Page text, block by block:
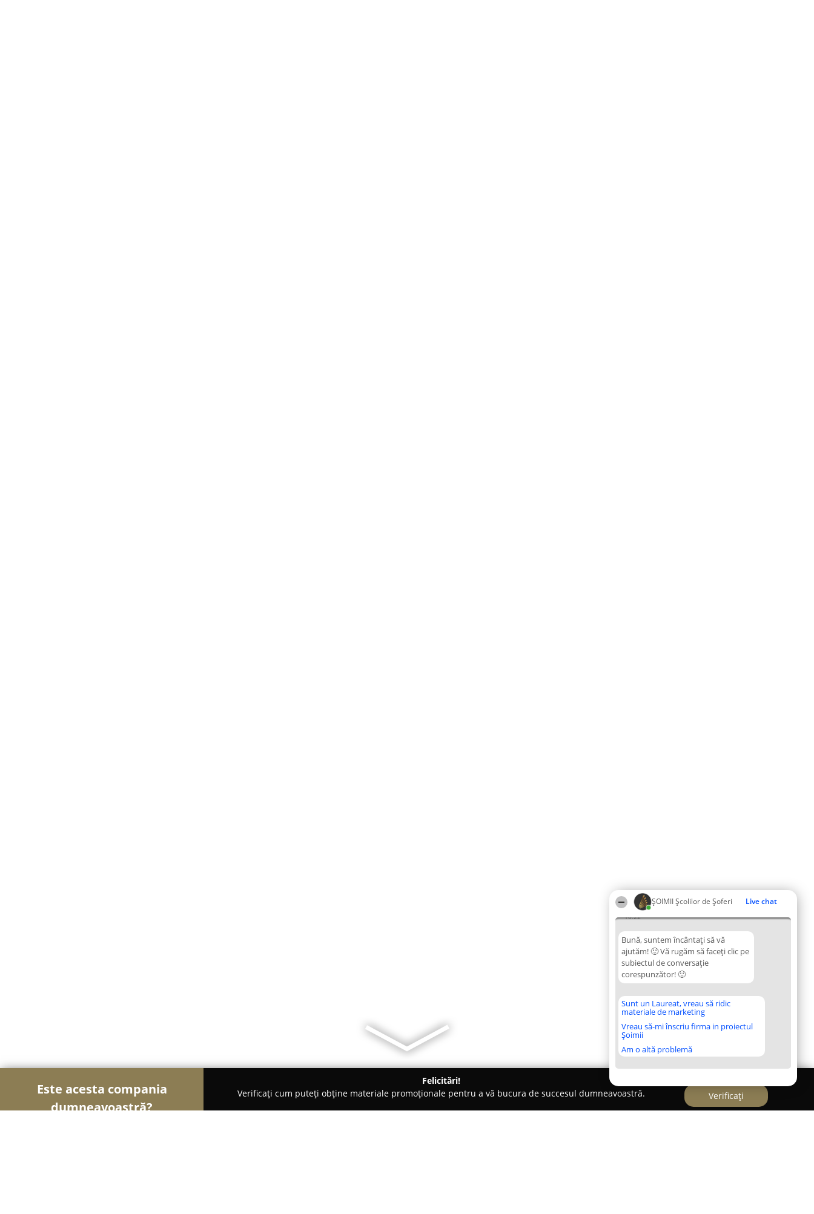
ŞOIMII Școlilor de Șoferi Live chat
10:22
Bună, suntem încântați să vă
ajutăm! 🙂 Vă rugăm să faceți clic pe
subiectul de conversație
corespunzător! 🙂
Sunt un Laureat, vreau să ridic
materiale de marketing
Vreau să-mi înscriu firma in proiectul
Șoimii
Am o altă problemă
Este acesta compania
dumneavoastră?
Felicitări!
Verificați cum puteți obține materiale promoționale pentru a vă bucura de succesul dumneavoastră.
Verificați